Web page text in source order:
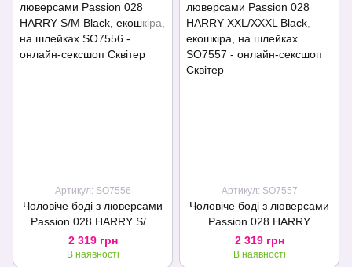
Артикул: SO7556
Чоловіче боді з люверсами
Passion 028 HARRY S/M
Black, екошкіра, на шлейках
2 319 грн
В наявності
Артикул: SO7557
Чоловіче боді з люверсами
Passion 028 HARRY
XXL/XXXL Black, екошкіра,
на шлейках
2 319 грн
В наявності